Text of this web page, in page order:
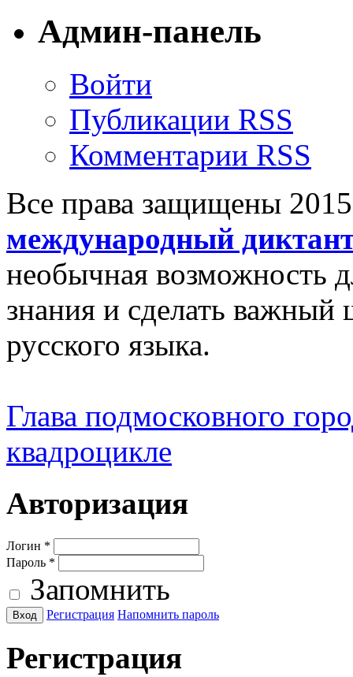
Админ-панель
Войти
Публикации RSS
Комментарии RSS
Все права защищены
международный
необычная возможность
знания и сделать важный
русского языка.
Глава подмосковного
квадроцикле
Авторизация
Логин *
Пароль *
Запомнить
Регистрация Напомнить пароль
Регистрация